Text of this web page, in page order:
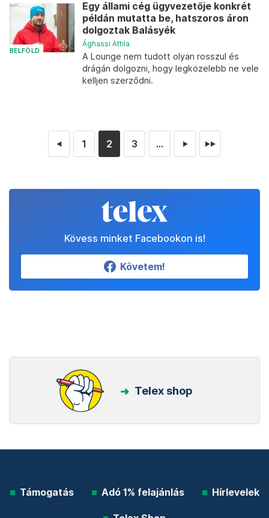
BELFÖLD
Egy állami cég ügyvezetője konkrét
példán mutatta be, hatszoros áron
dolgoztak Balásyék
Ághassi Attila
A Lounge nem tudott olyan rosszul és
drágán dolgozni, hogy legközelebb ne vele
kelljen szerződni.
◄ 1 2 3 ... ► ►►
Kövess minket Facebookon is!
Követem!
Telex shop
Támogatás Adó 1% felajánlás Hírlevelek